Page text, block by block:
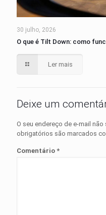
30 julho, 2026
O que é Tilt Down: como
Ler mais
Deixe um
O seu endereço de e-mail não
obrigatórios são marcados
Comentário *